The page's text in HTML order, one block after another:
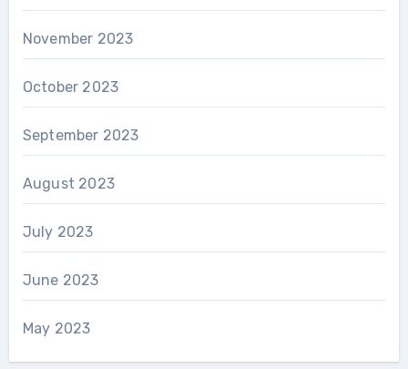
November 2023
October 2023
September 2023
August 2023
July 2023
June 2023
May 2023